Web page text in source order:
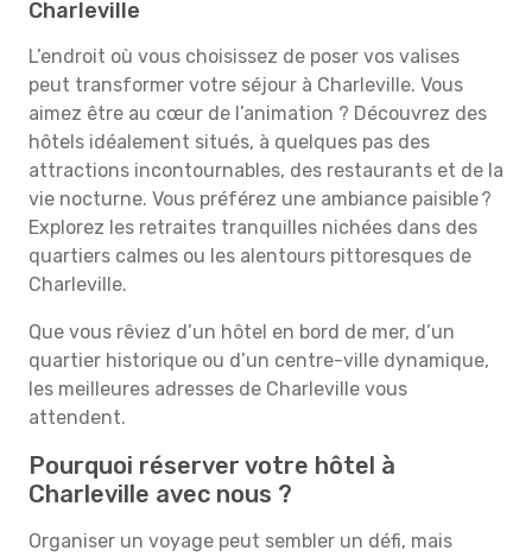
Charleville
L’endroit où vous choisissez de poser vos valises
peut transformer votre séjour à Charleville. Vous
aimez être au cœur de l’animation ? Découvrez des
hôtels idéalement situés, à quelques pas des
attractions incontournables, des restaurants et de la
vie nocturne. Vous préférez une ambiance paisible ?
Explorez les retraites tranquilles nichées dans des
quartiers calmes ou les alentours pittoresques de
Charleville.
Que vous rêviez d’un hôtel en bord de mer, d’un
quartier historique ou d’un centre-ville dynamique,
les meilleures adresses de Charleville vous
attendent.
Pourquoi réserver votre hôtel à
Charleville avec nous ?
Organiser un voyage peut sembler un défi, mais